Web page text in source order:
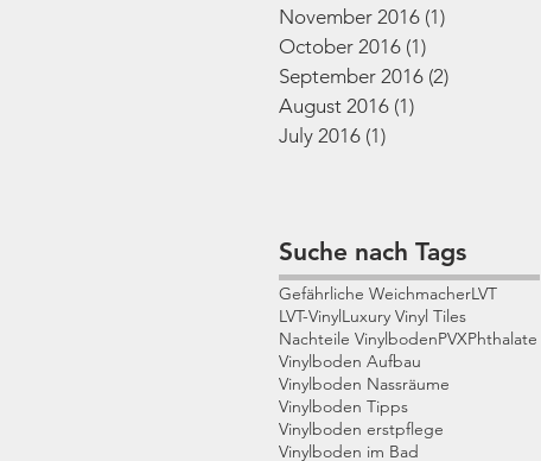
November 2016 (1)
October 2016 (1)
September 2016 (2)
August 2016 (1)
July 2016 (1)
Suche nach Tags
Gefährliche WeichmacherLVT
LVT-VinylLuxury Vinyl Tiles
Nachteile VinylbodenPVXPhthalate
Vinylboden Aufbau
Vinylboden Nassräume
Vinylboden Tipps
Vinylboden erstpflege
Vinylboden im Bad